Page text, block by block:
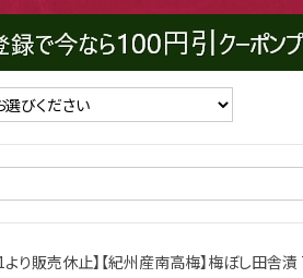
はご遠慮くださいませ。
より販売休止】【紀州産南高梅】梅ぼし田舎